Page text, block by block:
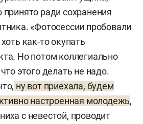
ради сохранения
«Фотосессии пробовали
как-то окупать
Но потом коллегиально
этого делать не надо.
ну вот приехала, будем
настроенная молодежь,
с невестой, проводит